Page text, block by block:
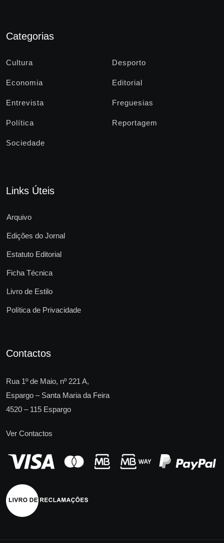
Categorias
Cultura Desporto
Economia Editorial
Entrevista Freguesias
Política Reportagem
Sociedade
Links Úteis
Arquivo
Edições do Jornal
Estatuto Editorial
Ficha Técnica
Livro de Estilo
Política de Privacidade
Contactos
Rua 1º de Maio, nº 221 A,
Espargo – Santa Maria da Feira
4520 – 115 Espargo
Ver Contactos